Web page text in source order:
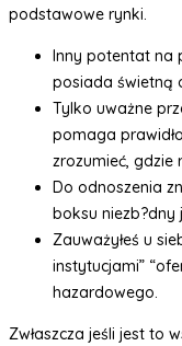
podstawowe rynki.
Inny potentat na
posiada świetną
Tylko uważne
pomaga
zrozumieć, gdzie
Do odnoszenia
boksu niezb?dny
Zauważyłeś u
instytucjami”
hazardowego.
Zwłaszcza jeśli jest to